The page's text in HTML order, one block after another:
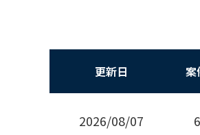
更新日 案
2026/08/07